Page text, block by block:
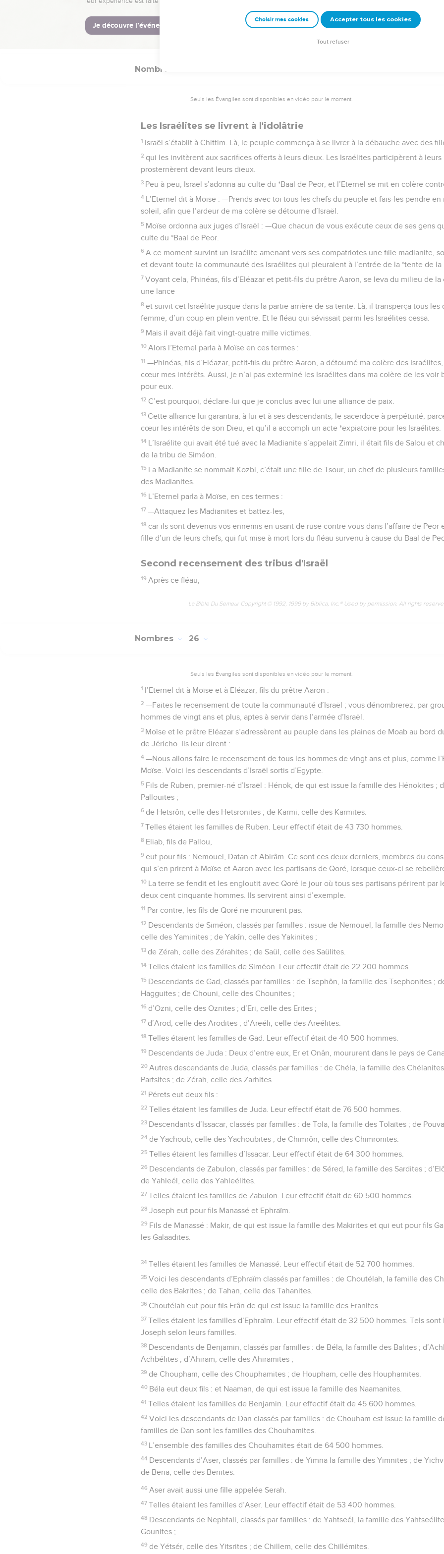
25 Puis Balaam se mit en route et s’en retourna chez lui. Balaq, lui aussi, s’en alla de son
La Bible Du Semeur Copyright © 1992, 1999 by Biblica, Inc.® Used by permission. All rights
Nombres
Seuls les Évangiles sont disponibles en vidéo pour le moment.
Les Israélites se livrent à l'idolâtrie
1 Israël s’établit à Chittim. Là, le peuple commença à se livrer à la débauche avec des
2 qui les invitèrent aux sacrifices offerts à leurs dieux. Les Israélites participèrent à leurs
prosternèrent devant leurs dieux.
3 Peu à peu, Israël s’adonna au culte du *Baal de Peor, et l’Eternel se mit en colère
4 L’Eternel dit à Moïse : —Prends avec toi tous les chefs du peuple et fais-les pendre en
soleil, afin que l’ardeur de ma colère se détourne d’Israël.
5 Moïse ordonna aux juges d’Israël : —Que chacun de vous exécute ceux de ses gens
culte du *Baal de Peor.
6 A ce moment survint un Israélite amenant vers ses compatriotes une fille madianite,
et devant toute la communauté des Israélites qui pleuraient à l’entrée de la *tente de la
7 Voyant cela, Phinéas, fils d’Eléazar et petit-fils du prêtre Aaron, se leva du milieu de
une lance
8 et suivit cet Israélite jusque dans la partie arrière de sa tente. Là, il transperça tous les
femme, d’un coup en plein ventre. Et le fléau qui sévissait parmi les Israélites cessa.
9 Mais il avait déjà fait vingt-quatre mille victimes.
10 Alors l’Eternel parla à Moïse en ces termes :
11 —Phinéas, fils d’Eléazar, petit-fils du prêtre Aaron, a détourné ma colère des
cœur mes intérêts. Aussi, je n’ai pas exterminé les Israélites dans ma colère de les voir
pour eux.
12 C’est pourquoi, déclare-lui que je conclus avec lui une alliance de paix.
13 Cette alliance lui garantira, à lui et à ses descendants, le sacerdoce à perpétuité,
cœur les intérêts de son Dieu, et qu’il a accompli un acte *expiatoire pour les Israélites.
14 L’Israélite qui avait été tué avec la Madianite s’appelait Zimri, il était fils de Salou et
de la tribu de Siméon.
15 La Madianite se nommait Kozbi, c’était une fille de Tsour, un chef de plusieurs
des Madianites.
16 L’Eternel parla à Moïse, en ces termes :
17 —Attaquez les Madianites et battez-les,
18 car ils sont devenus vos ennemis en usant de ruse contre vous dans l’affaire de Peor
fille d’un de leurs chefs, qui fut mise à mort lors du fléau survenu à cause du Baal de
Second recensement des tribus d'Israël
19 Après ce fléau,
La Bible Du Semeur Copyright © 1992, 1999 by Biblica, Inc.® Used by permission. All rights
Nombres 26
Seuls les Évangiles sont disponibles en vidéo pour le moment.
1 l’Eternel dit à Moïse et à Eléazar, fils du prêtre Aaron :
2 —Faites le recensement de toute la communauté d’Israël ; vous dénombrerez, par
hommes de vingt ans et plus, aptes à servir dans l’armée d’Israël.
3 Moïse et le prêtre Eléazar s’adressèrent au peuple dans les plaines de Moab au bord
de Jéricho. Ils leur dirent :
4 —Nous allons faire le recensement de tous les hommes de vingt ans et plus, comme
Moïse. Voici les descendants d’Israël sortis d’Egypte.
5 Fils de Ruben, premier-né d’Israël : Hénok, de qui est issue la famille des Hénokites ;
Pallouites ;
6 de Hetsrôn, celle des Hetsronites ; de Karmi, celle des Karmites.
7 Telles étaient les familles de Ruben. Leur effectif était de 43 730 hommes.
8 Eliab, fils de Pallou,
9 eut pour fils : Nemouel, Datan et Abirâm. Ce sont ces deux derniers, membres du
qui s’en prirent à Moïse et Aaron avec les partisans de Qoré, lorsque ceux-ci se
10 La terre se fendit et les engloutit avec Qoré le jour où tous ses partisans périrent par
deux cent cinquante hommes. Ils servirent ainsi d’exemple.
11 Par contre, les fils de Qoré ne moururent pas.
12 Descendants de Siméon, classés par familles : issue de Nemouel, la famille des
celle des Yaminites ; de Yakîn, celle des Yakinites ;
13 de Zérah, celle des Zérahites ; de Saül, celle des Saülites.
14 Telles étaient les familles de Siméon. Leur effectif était de 22 200 hommes.
15 Descendants de Gad, classés par familles : de Tsephôn, la famille des Tsephonites ;
Hagguites ; de Chouni, celle des Chounites ;
16 d’Ozni, celle des Oznites ; d’Eri, celle des Erites ;
17 d’Arod, celle des Arodites ; d’Areéli, celle des Areélites.
18 Telles étaient les familles de Gad. Leur effectif était de 40 500 hommes.
19 Descendants de Juda : Deux d’entre eux, Er et Onân, moururent dans le pays de
20 Autres descendants de Juda, classés par familles : de Chéla, la famille des
Partsites ; de Zérah, celle des Zarhites.
21 Pérets eut deux fils :
22 Telles étaient les familles de Juda. Leur effectif était de 76 500 hommes.
23 Descendants d’Issacar, classés par familles : de Tola, la famille des Tolaïtes ; de
24 de Yachoub, celle des Yachoubites ; de Chimrôn, celle des Chimronites.
25 Telles étaient les familles d’Issacar. Leur effectif était de 64 300 hommes.
26 Descendants de Zabulon, classés par familles : de Séred, la famille des Sardites ;
de Yahleél, celle des Yahleélites.
27 Telles étaient les familles de Zabulon. Leur effectif était de 60 500 hommes.
28 Joseph eut pour fils Manassé et Ephraïm.
29 Fils de Manassé : Makir, de qui est issue la famille des Makirites et qui eut pour fils
les Galaadites.
34 Telles étaient les familles de Manassé. Leur effectif était de 52 700 hommes.
35 Voici les descendants d’Ephraïm classés par familles : de Choutélah, la famille des
celle des Bakrites ; de Tahan, celle des Tahanites.
36 Choutélah eut pour fils Erân de qui est issue la famille des Eranites.
37 Telles étaient les familles d’Ephraïm. Leur effectif était de 32 500 hommes. Tels sont
Joseph selon leurs familles.
38 Descendants de Benjamin, classés par familles : de Béla, la famille des Balites ;
Achbélites ; d’Ahiram, celle des Ahiramites ;
39 de Choupham, celle des Chouphamites ; de Houpham, celle des Houphamites.
40 Béla eut deux fils : et Naaman, de qui est issue la famille des Naamanites.
41 Telles étaient les familles de Benjamin. Leur effectif était de 45 600 hommes.
42 Voici les descendants de Dan classés par familles : de Chouham est issue la famille
familles de Dan sont les familles des Chouhamites.
43 L’ensemble des familles des Chouhamites était de 64 500 hommes.
44 Descendants d’Aser, classés par familles : de Yimna la famille des Yimnites ; de
de Beria, celle des Beriites.
46 Aser avait aussi une fille appelée Serah.
47 Telles étaient les familles d’Aser. Leur effectif était de 53 400 hommes.
48 Descendants de Nephtali, classés par familles : de Yahtseél, la famille des
Gounites ;
49 de Yétsér, celle des Yitsrites ; de Chillem, celle des Chillémites.
Choisir mes cookies Accepter tous les cookies
Tout refuser